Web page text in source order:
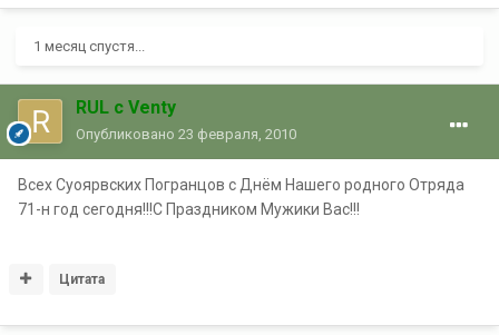
1 месяц спустя...
RUL с Venty
Опубликовано 23 февраля, 2010
Всех Суоярвских Погранцов с Днём Нашего родного Отряда
71-н год сегодня!!!С Праздником Мужики Вас!!!
Цитата